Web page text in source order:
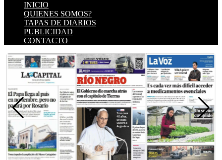
INICIO
QUIENES SOMOS?
TAPAS DE DIARIOS
PUBLICIDAD
CONTACTO